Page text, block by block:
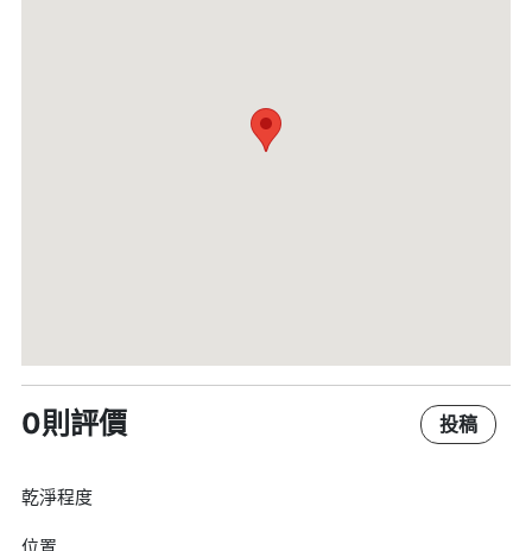
0則評價 投稿
乾淨程度